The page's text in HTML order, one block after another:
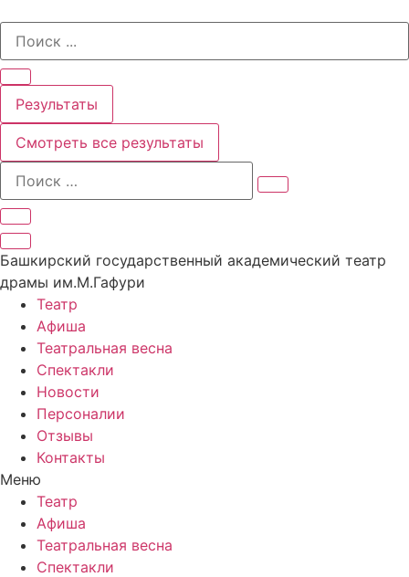
содержимому
Search
Результаты
Смотреть все результаты
Башкирский государственный академический театр
драмы им.М.Гафури
Театр
Афиша
Театральная весна
Спектакли
Новости
Персоналии
Отзывы
Контакты
Меню
Театр
Афиша
Театральная весна
Спектакли